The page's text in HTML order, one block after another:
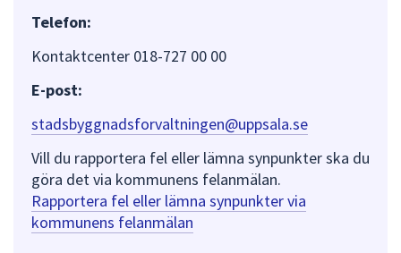
Telefon:
Kontaktcenter 018-727 00 00
E-post:
stadsbyggnadsforvaltningen@uppsala.se
Vill du rapportera fel eller lämna synpunkter ska du
göra det via kommunens felanmälan.
Rapportera fel eller lämna synpunkter via
kommunens felanmälan